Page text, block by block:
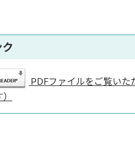
PDFファイルをご覧い